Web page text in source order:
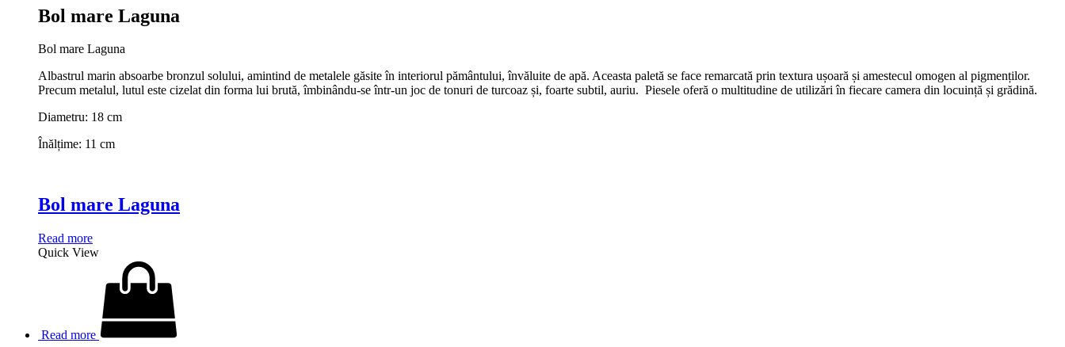
Bol mare Laguna
Bol mare Laguna
Albastrul marin absoarbe bronzul solului, amintind de metalele găsite în interiorul pământului, învăluite de apă. Aceasta paletă se face remarcată prin textura ușoară și amestecul omogen al pigmenților.
Precum metalul, lutul este cizelat din forma lui brută, îmbinându-se într-un joc de tonuri de turcoaz și, foarte subtil, auriu. Piesele oferă o multitudine de utilizări în fiecare camera din locuință și grădină.
Diametru: 18 cm
Înălțime: 11 cm
Bol mare Laguna
Read more
Quick View
Read more